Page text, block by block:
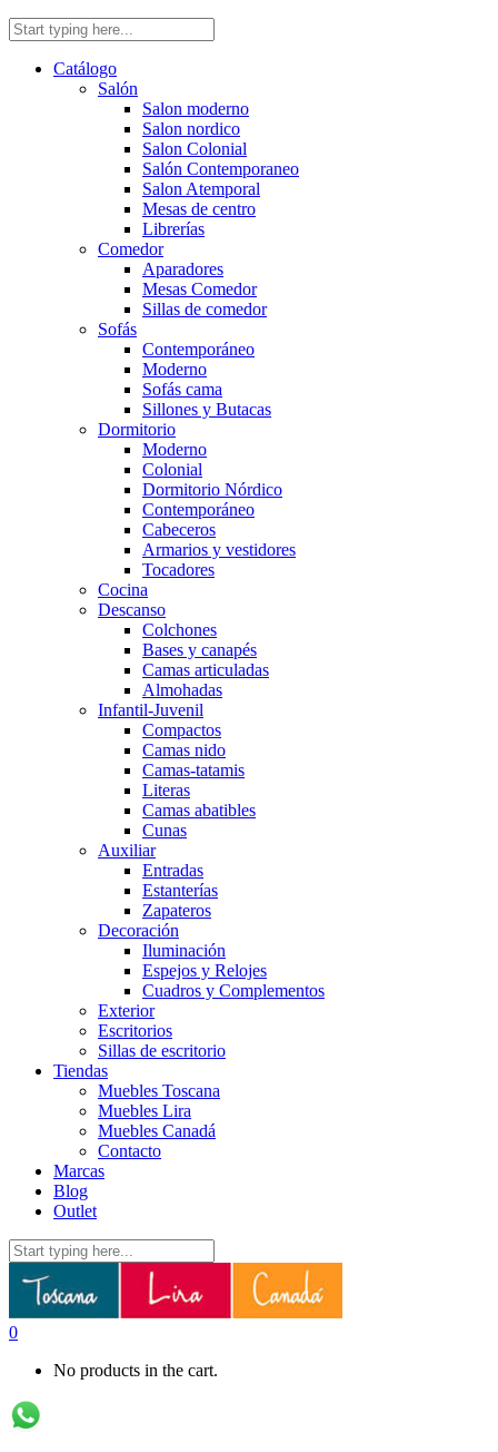
Catálogo
Salón
Salon moderno
Salon nordico
Salon Colonial
Salón Contemporaneo
Salon Atemporal
Mesas de centro
Librerías
Comedor
Aparadores
Mesas Comedor
Sillas de comedor
Sofás
Contemporáneo
Moderno
Sofás cama
Sillones y Butacas
Dormitorio
Moderno
Colonial
Dormitorio Nórdico
Contemporáneo
Cabeceros
Armarios y vestidores
Tocadores
Cocina
Descanso
Colchones
Bases y canapés
Camas articuladas
Almohadas
Infantil-Juvenil
Compactos
Camas nido
Camas-tatamis
Literas
Camas abatibles
Cunas
Auxiliar
Entradas
Estanterías
Zapateros
Decoración
Iluminación
Espejos y Relojes
Cuadros y Complementos
Exterior
Escritorios
Sillas de escritorio
Tiendas
Muebles Toscana
Muebles Lira
Muebles Canadá
Contacto
Marcas
Blog
Outlet
0
No products in the cart.